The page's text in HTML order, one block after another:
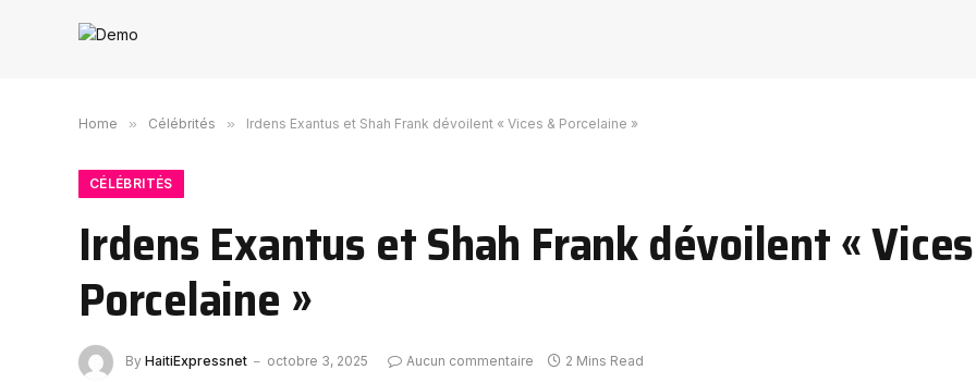
Home » Célébrités » Irdens Exantus et Shah Frank dévoilent « Vices & Porcelaine »
CÉLÉBRITÉS
Irdens Exantus et Shah Frank dévoilent «
Porcelaine »
By HaitiExpressnet octobre 3, 2025 Aucun commentaire 2 Mins Read